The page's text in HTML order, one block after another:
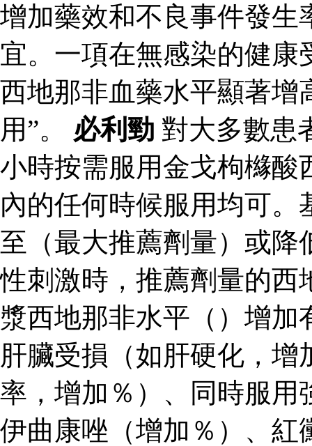
增加藥效和不良事件發生
宜。一項在無感染的健
西地那非血藥水平顯著增
用”。 必利勁 對大多數患
小時按需服用金戈枸櫞酸
內的任何時候服用均可
至（最大推薦劑量）或降
性刺激時，推薦劑量的西
漿西地那非水平（）增
肝臟受損（如肝硬化，
率，增加％）、同時服用
伊曲康唑（增加％）、紅